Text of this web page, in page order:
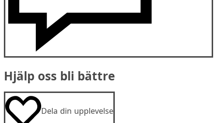
Hjälp oss bli bättre
Dela din upplevelse